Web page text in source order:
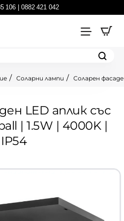
106 | 0882 421 042
LED аплик със
| 1.5W | 4000K |
IP54
Соларни лампи Соларен